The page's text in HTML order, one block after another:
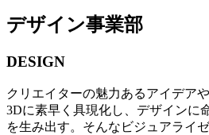
デザイン事業部
DESIGN
クリエイターの魅力あるアイデア
3Dに素早く具現化し、デザインに
を生み出す。そんなビジュアライ